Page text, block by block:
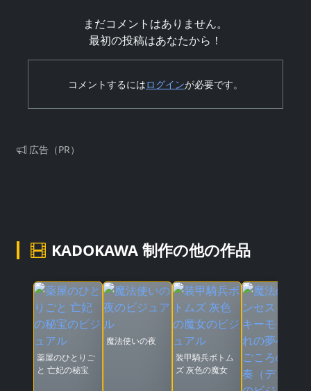
まだコメントはありません。
最初の投稿はあなたから！
コメントするにはログインが必要です。
広告（PR）
KADOKAWA 制作の他の作品
薬屋のひとりご
と 亡妃の秘宝
魔法使いの夜
装甲騎兵ボトム
ズ 灰色の魔女